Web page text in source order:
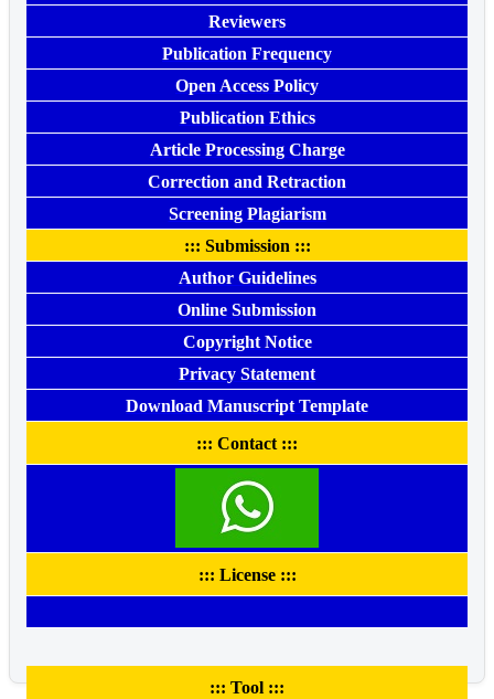
Reviewers
Publication Frequency
Open Access Policy
Publication Ethics
Article Processing Charge
Correction and Retraction
Screening Plagiarism
::: Submission :::
Author Guidelines
Online Submission
Copyright Notice
Privacy Statement
Download Manuscript Template
::: Contact :::
::: License :::
::: Tool :::